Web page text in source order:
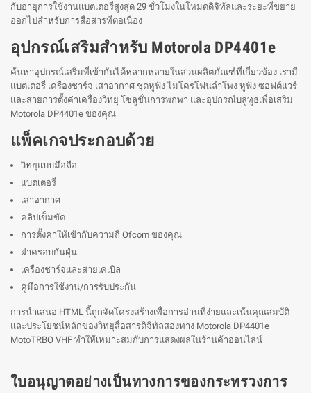
กับอายุการใช้งานแบตเตอรี่สูงสุด 29 ชั่วโมงในโหมดดิจิทัลและระยะที่ขยาย
ออกไปสำหรับการสื่อสารที่ต่อเนื่อง
อุปกรณ์เสริมสำหรับ Motorola DP4401e
ค้นหาอุปกรณ์เสริมที่เข้ากันได้หลากหลายในส่วนผลิตภัณฑ์ที่เกี่ยวข้อง เรามี
แบตเตอรี่ เครื่องชาร์จ เสาอากาศ ชุดหูฟัง ไมโครโฟนลำโพง หูฟัง ซอฟต์แวร์
และสายการตั้งค่าเครื่องวิทยุ โซลูชั่นการพกพา และอุปกรณ์บลูทูธเพื่อเสริม
Motorola DP4401e ของคุณ
แพ็คเกจประกอบด้วย
วิทยุแบบมือถือ
แบตเตอรี่
เสาอากาศ
คลิปเข็มขัด
การตั้งค่าให้เข้ากับความถี่ Ofcom ของคุณ
ฝาครอบกันฝุ่น
เครื่องชาร์จและสายเคเบิล
คู่มือการใช้งาน/การรับประกัน
การนำเสนอ HTML นี้ถูกจัดโครงสร้างเพื่อการอ่านที่ง่ายและเน้นคุณสมบัติ
และประโยชน์หลักของวิทยุสื่อสารดิจิทัลสองทาง Motorola DP4401e
MotoTRBO VHF ทำให้เหมาะสมกับการแสดงผลในร้านค้าออนไลน์
ใบอนุญาตอย่างเป็นทางการของกระทรวงการ